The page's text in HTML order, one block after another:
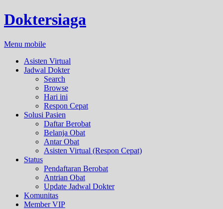
Doktersiaga
Menu mobile
Asisten Virtual
Jadwal Dokter
Search
Browse
Hari ini
Respon Cepat
Solusi Pasien
Daftar Berobat
Belanja Obat
Antar Obat
Asisten Virtual (Respon Cepat)
Status
Pendaftaran Berobat
Antrian Obat
Update Jadwal Dokter
Komunitas
Member VIP